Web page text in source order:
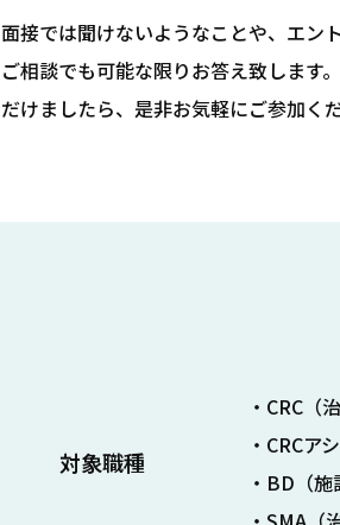
面接では聞けないようなことや、エン
ご相談でも可能な限りお答え致します
だけましたら、是非お気軽にご参加くだ
対象職種
・CRC（
・CRCア
・BD（施